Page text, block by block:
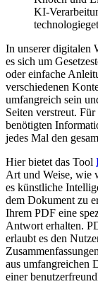
In unserer digitalen
es sich um
oder einfache
verschiedenen
umfangreich sein
Seiten verstreut.
benötigten
jedes Mal den
Hier bietet das Tool
Art und Weise, wie
es künstliche
dem Dokument zu
Ihrem PDF eine
Antwort erhalten.
erlaubt es den
aus umfangreichen
einer